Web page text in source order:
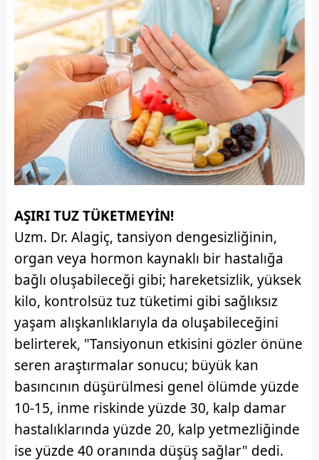
AŞIRI TUZ TÜKETMEYİN!
Uzm. Dr. Alagiç, tansiyon dengesizliğinin,
organ veya hormon kaynaklı bir hastalığa
bağlı oluşabileceği gibi; hareketsizlik, yüksek
kilo, kontrolsüz tuz tüketimi gibi sağlıksız
yaşam alışkanlıklarıyla da oluşabileceğini
belirterek, "Tansiyonun etkisini gözler önüne
seren araştırmalar sonucu; büyük kan
basıncının düşürülmesi genel ölümde yüzde
10-15, inme riskinde yüzde 30, kalp damar
hastalıklarında yüzde 20, kalp yetmezliğinde
ise yüzde 40 oranında düşüş sağlar" dedi.